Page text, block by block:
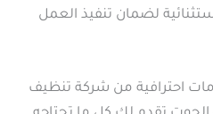
لضمان تنفيذ العمل
احترافية من شركة تنظيف